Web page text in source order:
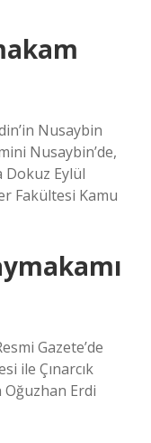
Nusaybin
Nusaybin’de,
Dokuz Eylül
Fakültesi Kamu
Gazete’de
ile Çınarcık
Erdi